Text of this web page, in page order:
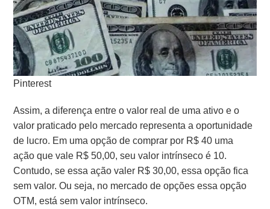
Pinterest
Assim, a diferença entre o valor real de uma ativo e o
valor praticado pelo mercado representa a oportunidade
de lucro. Em uma opção de comprar por R$ 40 uma
ação que vale R$ 50,00, seu valor intrínseco é 10.
Contudo, se essa ação valer R$ 30,00, essa opção fica
sem valor. Ou seja, no mercado de opções essa opção
OTM, está sem valor intrínseco.